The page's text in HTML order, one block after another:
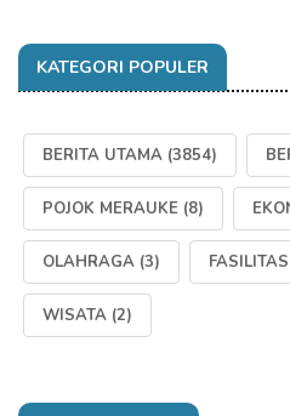
KATEGORI POPULER
BERITA UTAMA (3854)
POJOK MERAUKE (8)
OLAHRAGA (3)
WISATA (2)